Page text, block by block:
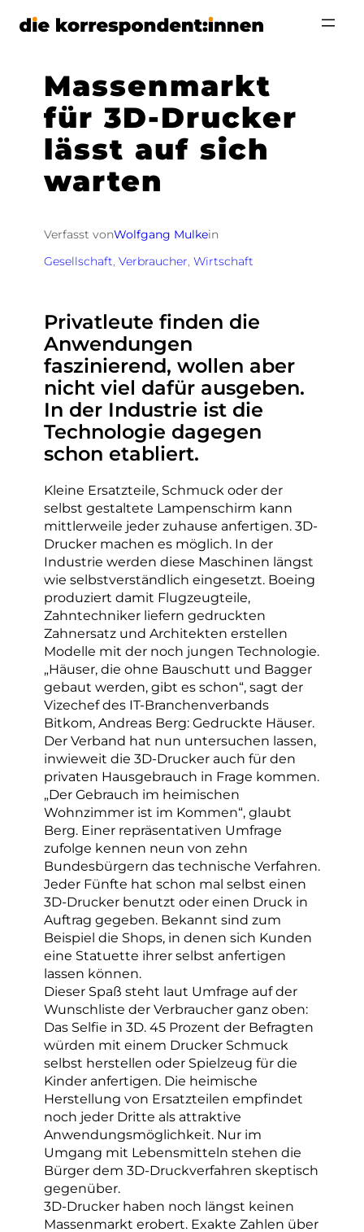
Zum
Massenmarkt
für 3D-Drucker
lässt auf sich
warten
Verfasst vonWolfgang Mulkein
Gesellschaft, Verbraucher, Wirtschaft
Privatleute finden die
Anwendungen
faszinierend, wollen aber
nicht viel dafür ausgeben.
In der Industrie ist die
Technologie dagegen
schon etabliert.
Kleine Ersatzteile, Schmuck oder der
selbst gestaltete Lampenschirm kann
mittlerweile jeder zuhause anfertigen. 3D-
Drucker machen es möglich. In der
Industrie werden diese Maschinen längst
wie selbstverständlich eingesetzt. Boeing
produziert damit Flugzeugteile,
Zahntechniker liefern gedruckten
Zahnersatz und Architekten erstellen
Modelle mit der noch jungen Technologie.
„Häuser, die ohne Bauschutt und Bagger
gebaut werden, gibt es schon“, sagt der
Vizechef des IT-Branchenverbands
Bitkom, Andreas Berg: Gedruckte Häuser.
Der Verband hat nun untersuchen lassen,
inwieweit die 3D-Drucker auch für den
privaten Hausgebrauch in Frage kommen.
„Der Gebrauch im heimischen
Wohnzimmer ist im Kommen“, glaubt
Berg. Einer repräsentativen Umfrage
zufolge kennen neun von zehn
Bundesbürgern das technische Verfahren.
Jeder Fünfte hat schon mal selbst einen
3D-Drucker benutzt oder einen Druck in
Auftrag gegeben. Bekannt sind zum
Beispiel die Shops, in denen sich Kunden
eine Statuette ihrer selbst anfertigen
lassen können.
Dieser Spaß steht laut Umfrage auf der
Wunschliste der Verbraucher ganz oben:
Das Selfie in 3D. 45 Prozent der Befragten
würden mit einem Drucker Schmuck
selbst herstellen oder Spielzeug für die
Kinder anfertigen. Die heimische
Herstellung von Ersatzteilen empfindet
noch jeder Dritte als attraktive
Anwendungsmöglichkeit. Nur im
Umgang mit Lebensmitteln stehen die
Bürger dem 3D-Druckverfahren skeptisch
gegenüber.
3D-Drucker haben noch längst keinen
Massenmarkt erobert. Exakte Zahlen über